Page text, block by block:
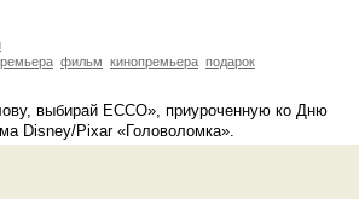
фильм кинопремьера подарок
выбирай ЕССО», приуроченную ко Дню
Disney/Pixar «Головоломка».